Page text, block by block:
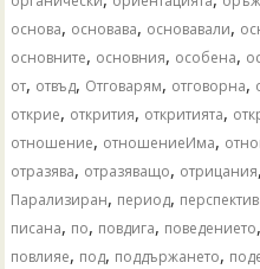
основа, основава, основавали,
основните, основния, особена,
от, отвъд, Отговарям, отговорна,
открие, открития, откритията,
отношение, отношениеИма,
отразява, отразяващо, отрицания,
Парализиран, период,
писана, по, повдига, поведението,
повлияе, под, поддържането,